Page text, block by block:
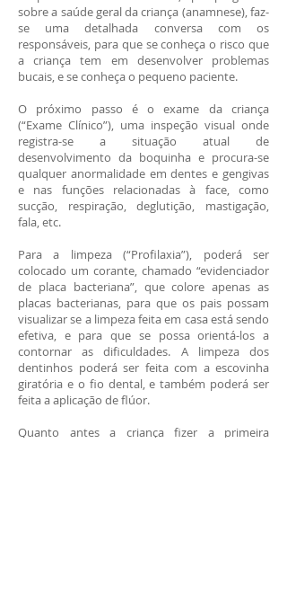
sobre a saúde geral da criança (anamnese), faz-
se uma detalhada conversa com os
responsáveis, para que se conheça o risco que
a criança tem em desenvolver problemas
bucais, e se conheça o pequeno paciente.
O próximo passo é o exame da criança
(“Exame Clínico”), uma inspeção visual onde
registra-se a situação atual de
desenvolvimento da boquinha e procura-se
qualquer anormalidade em dentes e gengivas
e nas funções relacionadas à face, como
sucção, respiração, deglutição, mastigação,
fala, etc.
Para a limpeza (“Profilaxia”), poderá ser
colocado um corante, chamado “evidenciador
de placa bacteriana”, que colore apenas as
placas bacterianas, para que os pais possam
visualizar se a limpeza feita em casa está sendo
efetiva, e para que se possa orientá-los a
contornar as dificuldades. A limpeza dos
dentinhos poderá ser feita com a escovinha
giratória e o fio dental, e também poderá ser
feita a aplicação de flúor.
Quanto antes a criança fizer a primeira